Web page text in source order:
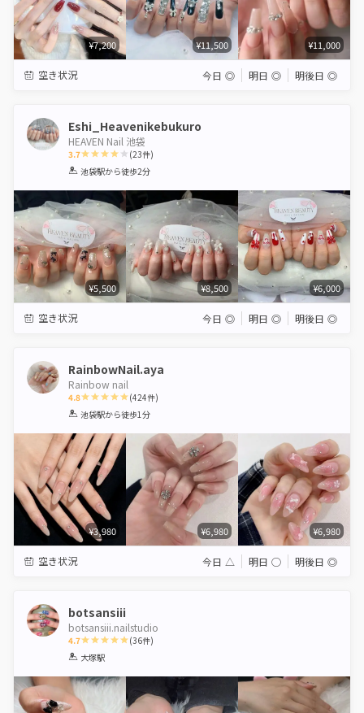
¥7,200 ¥11,500 ¥11,000
空き状況 今日 ◎ 明日 ◎ 明後日 ◎
Eshi_Heavenikebukuro
HEAVEN Nail 池袋
3.7
1 2 3 4 5
(23件)
池袋駅から徒歩2分
¥5,500 ¥8,500 ¥6,000
空き状況 今日 ◎ 明日 ◎ 明後日 ◎
RainbowNail.aya
Rainbow nail
4.8
1 2 3 4 5
(424件)
池袋駅から徒歩1分
¥3,980 ¥6,980 ¥6,980
空き状況 今日 △ 明日 ◯ 明後日 ◎
botsansiii
botsansiii.nailstudio
4.7
1 2 3
(36件)
大塚駅